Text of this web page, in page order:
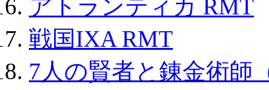
アトランティカ RMT
戦国IXA RMT
7人の賢者と錬金術師